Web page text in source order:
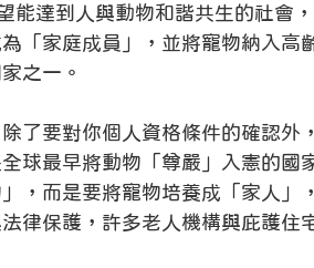
能達到人與動物和諧共生的社會
「家庭成員」，並將寵物納入高
之一。
了要對你個人資格條件的確認外
球最早將動物「尊嚴」入憲的國
，而是要將寵物培養成「家人」
律保護，許多老人機構與庇護住